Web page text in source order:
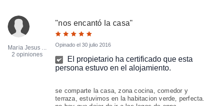
Maria Jesus ...
2 opiniones
"nos encantó la casa"
Opinado el30 julio 2016
El propietario ha certificado que esta
persona estuvo en el alojamiento.
se comparte la casa, zona cocina, comedor y
terraza, estuvimos en la habitacion verde, perfecta.